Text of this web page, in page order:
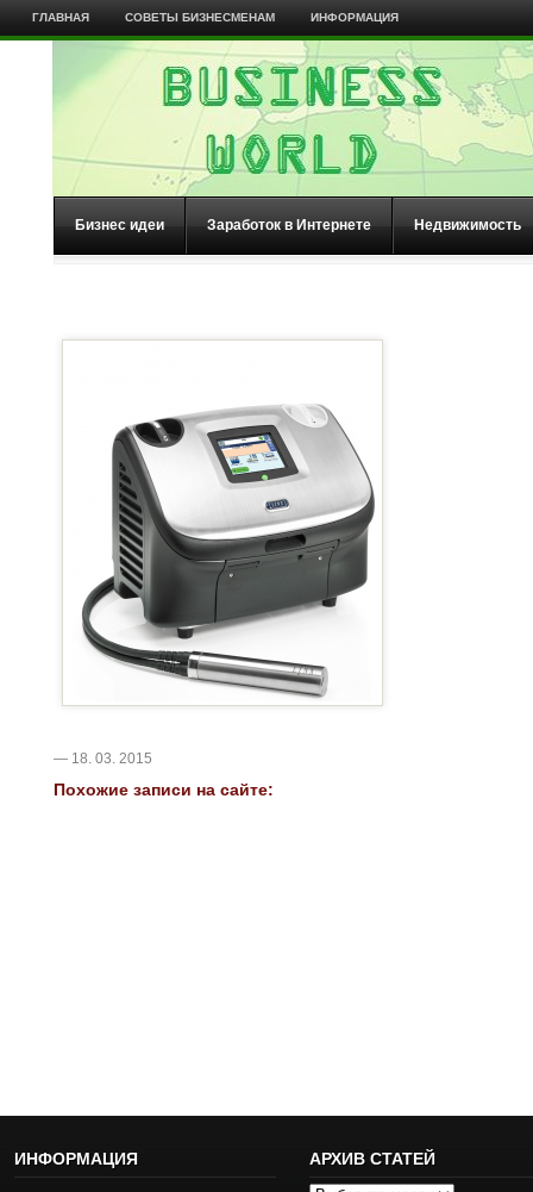
ГЛАВНАЯ СОВЕТЫ БИЗНЕСМЕНАМ ИНФОРМАЦИЯ
Бизнес идеи Заработок в Интернете Недвижимость
— 18. 03. 2015
Похожие записи на сайте:
ИНФОРМАЦИЯ АРХИВ СТАТЕЙ